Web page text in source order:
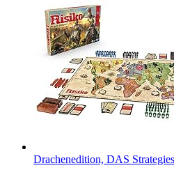
Drachenedition, DAS